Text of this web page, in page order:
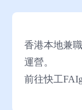
信
息
香港本地兼
運營。
前往快工